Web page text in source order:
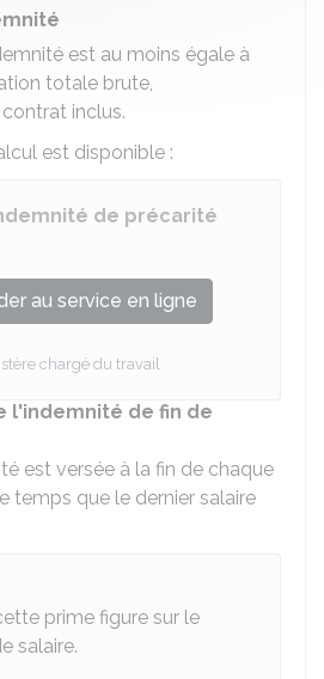
est au moins égale à
totale brute,
inclus.
est disponible :
de précarité
au service en ligne
chargé du travail
l'indemnité de fin de
est versée à la fin de chaque
temps que le dernier salaire
prime figure sur le
salaire.